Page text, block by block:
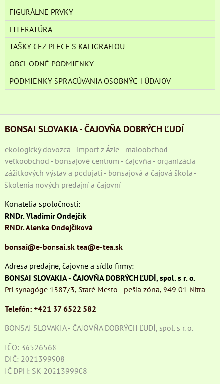
FIGURÁLNE PRVKY
LITERATÚRA
TAŠKY CEZ PLECE S KALIGRAFIOU
OBCHODNÉ PODMIENKY
PODMIENKY SPRACÚVANIA OSOBNÝCH ÚDAJOV
BONSAI SLOVAKIA - ČAJOVŇA DOBRÝCH ĽUDÍ
ekologický dovozca - import z Ázie - maloobchod -
veľkoobchod - bonsajové centrum - čajovňa - organizácia
zážitkových výstav a podujatí - bonsajová a čajová škola -
školenia nových predajní a čajovní
Konatelia spoločnosti:
RNDr. Vladimír Ondejčík
RNDr. Alenka Ondejčíková
bonsai@e-bonsai.sk tea@e-tea.sk
Adresa predajne, čajovne a sídlo firmy:
BONSAI SLOVAKIA - ČAJOVŇA DOBRÝCH ĽUDÍ, spol. s r. o.
Pri synagóge 1387/3, Staré Mesto - pešia zóna, 949 01 Nitra
Telefón: +421 37 6522 582
BONSAI SLOVAKIA - ČAJOVŇA DOBRÝCH ĽUDÍ, spol. s r. o.
IČO: 36526568
DIČ: 2021399908
IČ DPH: SK 2021399908